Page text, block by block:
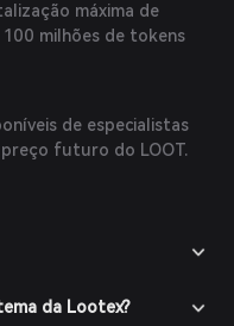
máxima de
milhões de tokens
de especialistas
futuro do LOOT.
da Lootex?